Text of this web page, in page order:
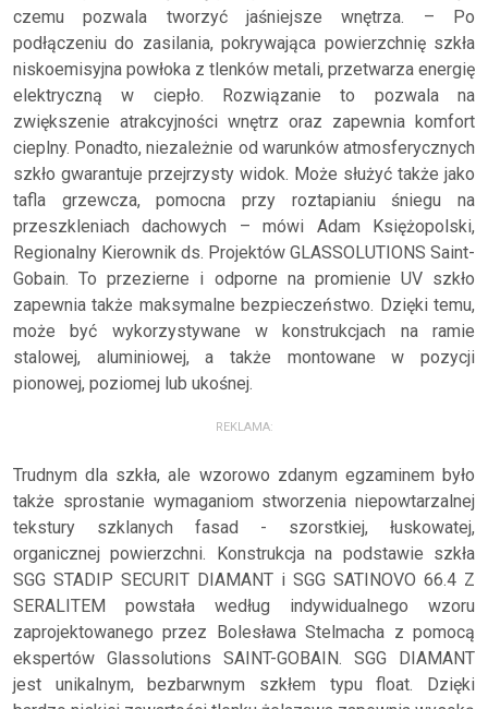
czemu pozwala tworzyć jaśniejsze wnętrza. – Po
podłączeniu do zasilania, pokrywająca powierzchnię szkła
niskoemisyjna powłoka z tlenków metali, przetwarza energię
elektryczną w ciepło. Rozwiązanie to pozwala na
zwiększenie atrakcyjności wnętrz oraz zapewnia komfort
cieplny. Ponadto, niezależnie od warunków atmosferycznych
szkło gwarantuje przejrzysty widok. Może służyć także jako
tafla grzewcza, pomocna przy roztapianiu śniegu na
przeszkleniach dachowych – mówi Adam Księżopolski,
Regionalny Kierownik ds. Projektów GLASSOLUTIONS Saint-
Gobain. To przezierne i odporne na promienie UV szkło
zapewnia także maksymalne bezpieczeństwo. Dzięki temu,
może być wykorzystywane w konstrukcjach na ramie
stalowej, aluminiowej, a także montowane w pozycji
pionowej, poziomej lub ukośnej.
REKLAMA:
Trudnym dla szkła, ale wzorowo zdanym egzaminem było
także sprostanie wymaganiom stworzenia niepowtarzalnej
tekstury szklanych fasad - szorstkiej, łuskowatej,
organicznej powierzchni. Konstrukcja na podstawie szkła
SGG STADIP SECURIT DIAMANT i SGG SATINOVO 66.4 Z
SERALITEM powstała według indywidualnego wzoru
zaprojektowanego przez Bolesława Stelmacha z pomocą
ekspertów Glassolutions SAINT-GOBAIN. SGG DIAMANT
jest unikalnym, bezbarwnym szkłem typu float. Dzięki